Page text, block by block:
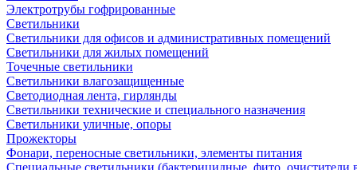
Электротрубы гофрированные
Светильники
Светильники для офисов и административных помещений
Светильники для жилых помещений
Точечные светильники
Светильники влагозащищенные
Светодиодная лента, гирлянды
Светильники технические и специального назначения
Светильники уличные, опоры
Прожекторы
Фонари, переносные светильники, элементы питания
Специальные светильники (бактерицидные, фито, очистители